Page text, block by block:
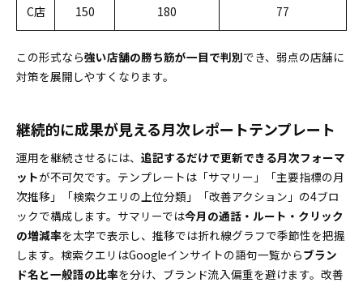
C店 150 180 77
この形式なら強い店舗の勝ち筋が一目で判別でき、弱点の店舗に
対策を展開しやすくなります。
継続的に成果が見える月次レポートテンプレート
運用を継続させるには、 追記するだけで更新できる月次フォーマ
ットが不可欠です。テンプレートは「サマリー」「主要指標の月
次推移」「検索クエリの上位分類」「改善アクション」の4ブロ
ックで構成します。サマリーでは今月の通話・ルート・クリック
の増減率を太字で表示し、推移では折れ線グラフで季節性を把握
します。検索クエリはGoogleインサイトの語句一覧からブラン
ド名と一般語の比率を分け、ブランド流入偏重を避けます。改善